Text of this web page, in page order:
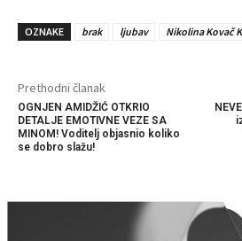
OZNAKE brak ljubav Nikolina Kovač
Prethodni članak
OGNJEN AMIDŽIĆ OTKRIO
DETALJE EMOTIVNE VEZE SA
MINOM! Voditelj objasnio koliko
se dobro slažu!